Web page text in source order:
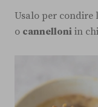
Usalo per condire
o cannelloni in